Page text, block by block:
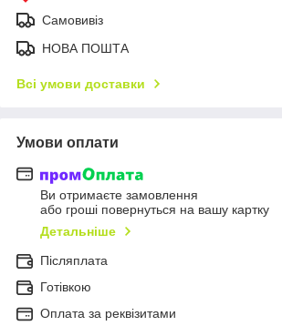
Самовивіз
НОВА ПОШТА
Всі умови доставки
Умови оплати
Ви отримаєте замовлення
або гроші повернуться на вашу картку
Детальніше
Післяплата
Готівкою
Оплата за реквізитами